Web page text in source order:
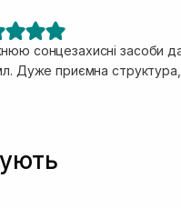
сонцезахисні засоби
Дуже приємна